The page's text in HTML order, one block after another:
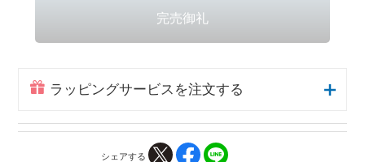
ラッピングサービスを注文する
シェアする